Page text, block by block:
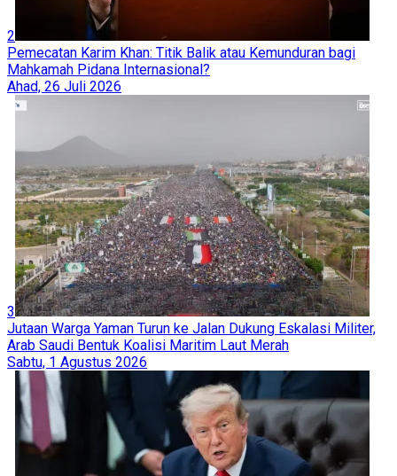
2
Pemecatan Karim Khan: Titik Balik atau Kemunduran bagi
Mahkamah Pidana Internasional?
Ahad, 26 Juli 2026
3
Jutaan Warga Yaman Turun ke Jalan Dukung Eskalasi Militer,
Arab Saudi Bentuk Koalisi Maritim Laut Merah
Sabtu, 1 Agustus 2026